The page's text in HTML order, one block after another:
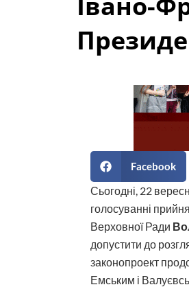
Facebook
Сьогодні, 22
голосуванні
Верховної Ради
допустити до
законопроект
Емським і